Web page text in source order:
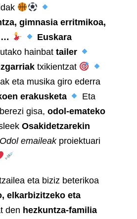
gimnasia erritmikoa,
…
Euskara
hainbat tailer
txikientzat
eta musika giro ederra
erakusketa
Eta
gisa, odol-emateko
Osakidetzarekin
Odol emaileakproiektuari
eta biziz beterikoa
elkarbizitzeko eta
den hezkuntza-familia